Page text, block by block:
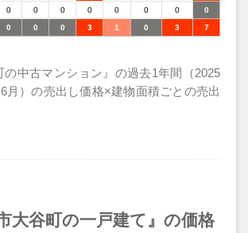
0 0 0 0 0 0 0
0
0 0 0 3 1 0 3 7
の中古マンション』の過去1年間（2025
月）の売出し価格×建物面積ごとの売出
大谷町の一戸建て』の価格